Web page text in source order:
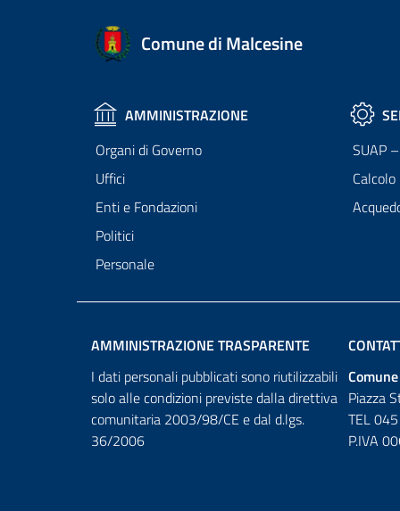
Comune di Malcesine
AMMINISTRAZIONE
Organi di Governo
Uffici
Enti e Fondazioni
Politici
Personale
SUAP
AMMINISTRAZIONE TRASPARENTE
I dati personali pubblicati sono riutilizzabili
solo alle condizioni previste dalla direttiva
comunitaria 2003/98/CE e dal d.lgs.
36/2006
Piazza
TEL
P.IVA